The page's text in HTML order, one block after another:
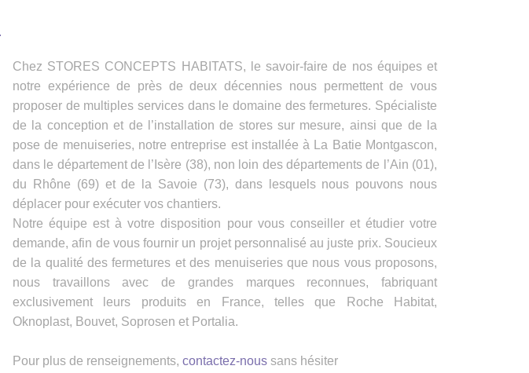
Chez STORES CONCEPTS HABITATS, le savoir-faire de nos équipes et
notre expérience de près de deux décennies nous permettent de vous
proposer de multiples services dans le domaine des fermetures. Spécialiste
de la conception et de l’installation de stores sur mesure, ainsi que de la
pose de menuiseries, notre entreprise est installée à La Batie Montgascon,
dans le département de l’Isère (38), non loin des départements de l’Ain (01),
du Rhône (69) et de la Savoie (73), dans lesquels nous pouvons nous
déplacer pour exécuter vos chantiers.
Notre équipe est à votre disposition pour vous conseiller et étudier votre
demande, afin de vous fournir un projet personnalisé au juste prix. Soucieux
de la qualité des fermetures et des menuiseries que nous vous proposons,
nous travaillons avec de grandes marques reconnues, fabriquant
exclusivement leurs produits en France, telles que Roche Habitat,
Oknoplast, Bouvet, Soprosen et Portalia.
Pour plus de renseignements, contactez-nous sans hésiter